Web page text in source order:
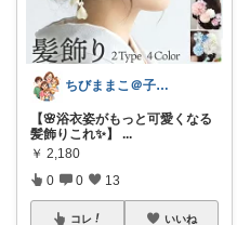
ちびままこ＠子供4人/日常を豊かに❤️
【🌸浴衣姿がもっと可愛くなる
髪飾りこれ✨】
...
￥ 2,180
0 0 13
コレ いいね